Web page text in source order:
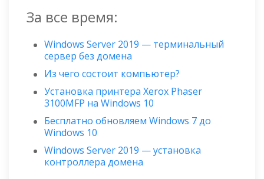
За все время:
Windows Server 2019 — терминальный
сервер без домена
Из чего состоит компьютер?
Установка принтера Xerox Phaser
3100MFP на Windows 10
Бесплатно обновляем Windows 7 до
Windows 10
Windows Server 2019 — установка
контроллера домена